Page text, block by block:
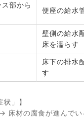
部から
便座の給水
壁側の給水
床を濡らす
床下の排水
す
」】
→ 床材の腐食が進んでい